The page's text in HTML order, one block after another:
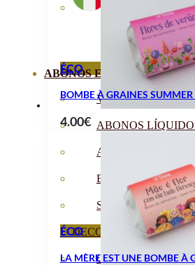
ABONOS ECO
VER TODOS
ABONOS
ABONOS SOLIDOS
SUSTRATOS Y
DECORATIVAS
CORRECTORES
ÉCO
BOMBE À GRAINES SUMMER
4.00€
ÉCO
LA MÈRE EST UNE BOMBE À